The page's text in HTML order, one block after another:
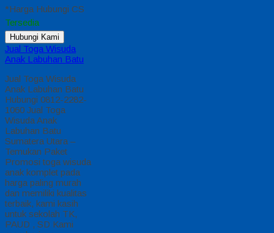
baju wisuda 2017
terbaru
contoh baju wisuda
terbaru di area Kota
Bekasi, Kabupaten
Bekasi, Cikarang,
kerawang, Cikampek
baju wisuda 2017
modern
menggunakan bahan
BSY Berkelas
setingkat higt twist
yang di gunakan
dalam acara wisuda
anak,baju wisuda
2017 muslim ini di
pakai oleh Sekolah
Dasar Islam Terpadu
(SDIT) di salah satu
kota dan kab.
bekasi,baju wisuda